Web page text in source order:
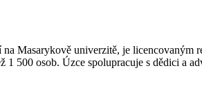
Masarykově univerzitě, je licencovaným
500 osob. Úzce spolupracuje s dědici a